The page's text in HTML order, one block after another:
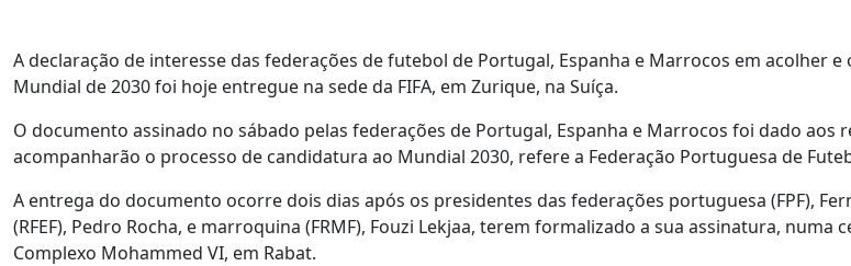
A declaração de interesse das federações de futebol de Portugal, Espanha e Marrocos em acolher
Mundial de 2030 foi hoje entregue na sede da FIFA, em Zurique, na Suíça.
O documento assinado no sábado pelas federações de Portugal, Espanha e Marrocos foi dado aos
acompanharão o processo de candidatura ao Mundial 2030, refere a Federação Portuguesa de
A entrega do documento ocorre dois dias após os presidentes das federações portuguesa (FPF),
(RFEF), Pedro Rocha, e marroquina (FRMF), Fouzi Lekjaa, terem formalizado a sua assinatura, numa
Complexo Mohammed VI, em Rabat.